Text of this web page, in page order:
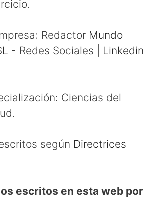
Redactor Mundo
- Redes Sociales
Linkedin
Ciencias del
según Directrices
escritos en esta web por